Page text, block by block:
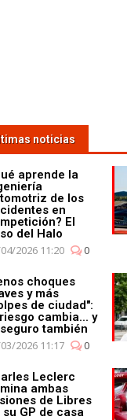
noticias
aprende la
de los
en
El
del Halo
2026 11:20
0
choques
y más
de ciudad":
cambia... y
también
2026 11:17
0
Leclerc
ambas
de Libres
su GP de casa